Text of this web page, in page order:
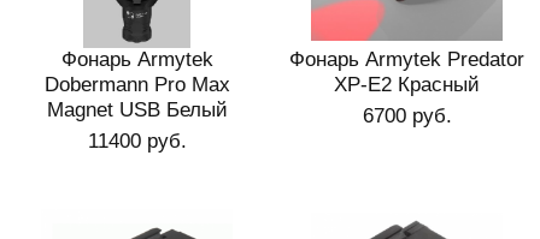
Фонарь Armytek
Dobermann Pro Max
Magnet USB Белый
11400 руб.
Фонарь Armytek Predator
XP-E2 Красный
6700 руб.